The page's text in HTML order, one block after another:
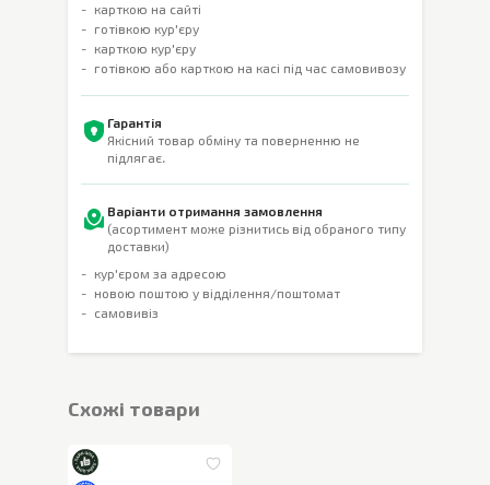
карткою на сайті
готівкою кур'єру
карткою кур'єру
готівкою або карткою на касі під час самовивозу
Гарантія
Якісний товар обміну та поверненню не
підлягає.
Варіанти отримання замовлення
(асортимент може різнитись від обраного типу
доставки)
кур'єром за адресою
новою поштою у відділення/поштомат
самовивіз
Cхожі товари